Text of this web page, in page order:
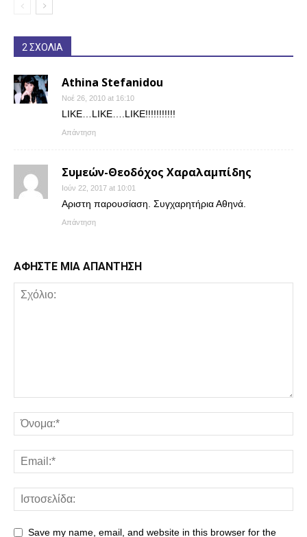
2 ΣΧΟΛΙΑ
Athina Stefanidou
Νοέ 26, 2010 at 16:10
LIKE…LIKE….LIKE!!!!!!!!!!!
Απάντηση
Συμεών-Θεοδόχος Χαραλαμπίδης
Ιούν 22, 2017 at 10:01
Αριστη παρουσίαση. Συγχαρητήρια Αθηνά.
Απάντηση
ΑΦΗΣΤΕ ΜΙΑ ΑΠΑΝΤΗΣΗ
Save my name, email, and website in this browser for the